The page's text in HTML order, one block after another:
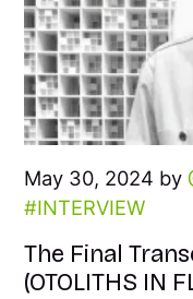
May 30, 2024 by
INTERVIEW
The Final
(OTOLITHS IN